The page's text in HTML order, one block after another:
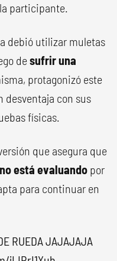
participante.
debió utilizar muletas
desufrir una
protagonizó este
desventaja con sus
físicas.
que asegura que
está evaluando por
para continuar en
RUEDA JAJAJAJA